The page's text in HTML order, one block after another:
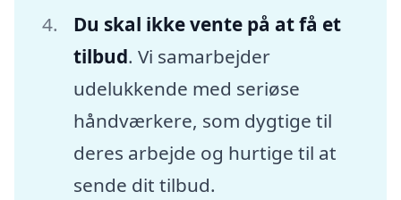
Du skal ikke vente på at få et
tilbud. Vi samarbejder
udelukkende med seriøse
håndværkere, som dygtige til
deres arbejde og hurtige til at
sende dit tilbud.